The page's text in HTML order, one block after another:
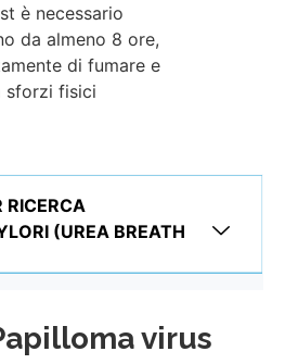
è necessario
da almeno 8 ore,
di fumare e
sforzi fisici
RICERCA
(UREA BREATH
virus